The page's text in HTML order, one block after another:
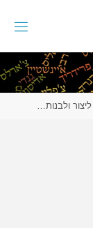
ולבנות…